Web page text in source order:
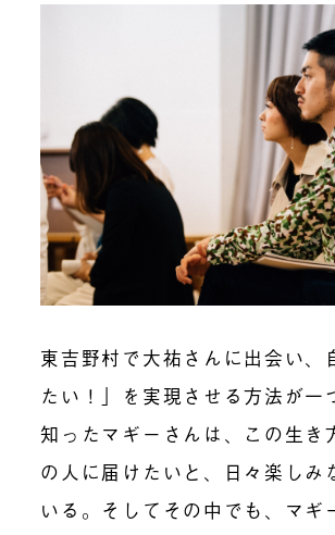
東吉野村で大祐さんに出会い、
たい！」を実現させる方法が一
知ったマギーさんは、この生き
の人に届けたいと、日々楽しみ
いる。そしてその中でも、マギ